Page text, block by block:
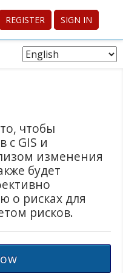
REGISTER SIGN IN
Choose
чтобы
с GIS и
изменения
будет
о рисках для
рисков.